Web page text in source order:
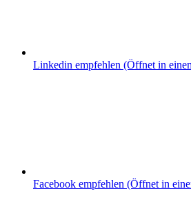
Linkedin empfehlen (Öffnet in
Facebook empfehlen (Öffnet in